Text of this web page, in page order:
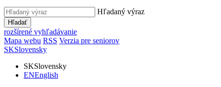
Hľadaný výraz
Hľadať
rozšírené vyhľadávanie
Mapa webu RSS Verzia pre seniorov
SKSlovensky
SKSlovensky
ENEnglish